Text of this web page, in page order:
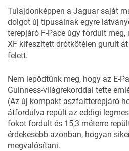
Tulajdonképpen a Jaguar saját
dolgot új típusainak egyre
terepjáró F-Pace úgy fordult
XF kifeszített drótkötélen gurult
felett.
Nem lepődtünk meg, hogy az E-
Guinness-világrekorddal tette
(Az új kompakt aszfaltterepjáró
átfordulva repült az eddigi
fokot fordult és 15,3 méterre
érdekesebb azonban, hogyan
megvalósítani.